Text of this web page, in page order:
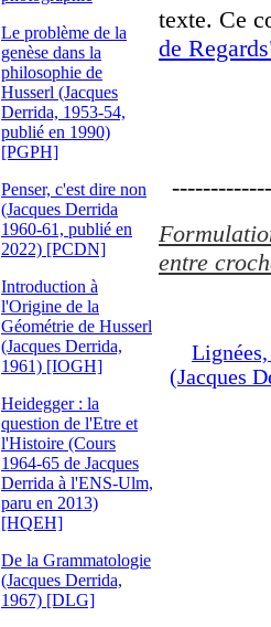
Le problème de la
genèse dans la
philosophie de
Husserl (Jacques
Derrida, 1953-54,
publié en 1990)
[PGPH]
Penser, c'est dire non
(Jacques Derrida
1960-61, publié en
2022) [PCDN]
Introduction à
l'Origine de la
Géométrie de Husserl
(Jacques Derrida,
1961) [IOGH]
Heidegger : la
question de l'Etre et
l'Histoire (Cours
1964-65 de Jacques
Derrida à l'ENS-Ulm,
paru en 2013)
[HQEH]
De la Grammatologie
(Jacques Derrida,
1967) [DLG]
texte. Ce
de
entre
(Jacques